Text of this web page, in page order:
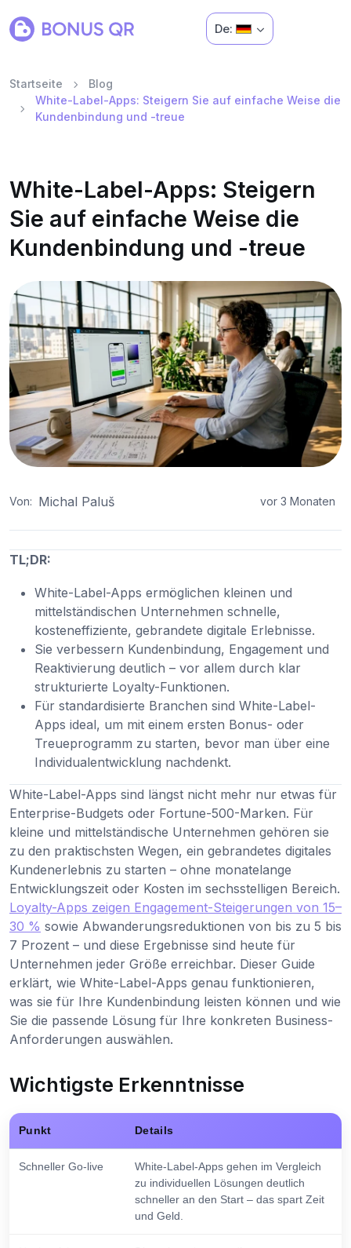
De:
Startseite
Blog
White-Label-Apps: Steigern Sie auf einfache Weise die
Kundenbindung und -treue
White-Label-Apps: Steigern
Sie auf einfache Weise die
Kundenbindung und -treue
Von: Michal Paluš vor 3 Monaten
TL;DR:
White-Label-Apps ermöglichen kleinen und
mittelständischen Unternehmen schnelle,
kosteneffiziente, gebrandete digitale Erlebnisse.
Sie verbessern Kundenbindung, Engagement und
Reaktivierung deutlich – vor allem durch klar
strukturierte Loyalty-Funktionen.
Für standardisierte Branchen sind White-Label-
Apps ideal, um mit einem ersten Bonus- oder
Treueprogramm zu starten, bevor man über eine
Individualentwicklung nachdenkt.
White-Label-Apps sind längst nicht mehr nur etwas für
Enterprise-Budgets oder Fortune-500-Marken. Für
kleine und mittelständische Unternehmen gehören sie
zu den praktischsten Wegen, ein gebrandetes digitales
Kundenerlebnis zu starten – ohne monatelange
Entwicklungszeit oder Kosten im sechsstelligen Bereich.
Loyalty-Apps zeigen Engagement-Steigerungen von 15–
30 % sowie Abwanderungsreduktionen von bis zu 5 bis
7 Prozent – und diese Ergebnisse sind heute für
Unternehmen jeder Größe erreichbar. Dieser Guide
erklärt, wie White-Label-Apps genau funktionieren,
was sie für Ihre Kundenbindung leisten können und wie
Sie die passende Lösung für Ihre konkreten Business-
Anforderungen auswählen.
Wichtigste Erkenntnisse
Punkt Details
Schneller Go-live
White-Label-Apps gehen im Vergleich
zu individuellen Lösungen deutlich
schneller an den Start – das spart Zeit
und Geld.